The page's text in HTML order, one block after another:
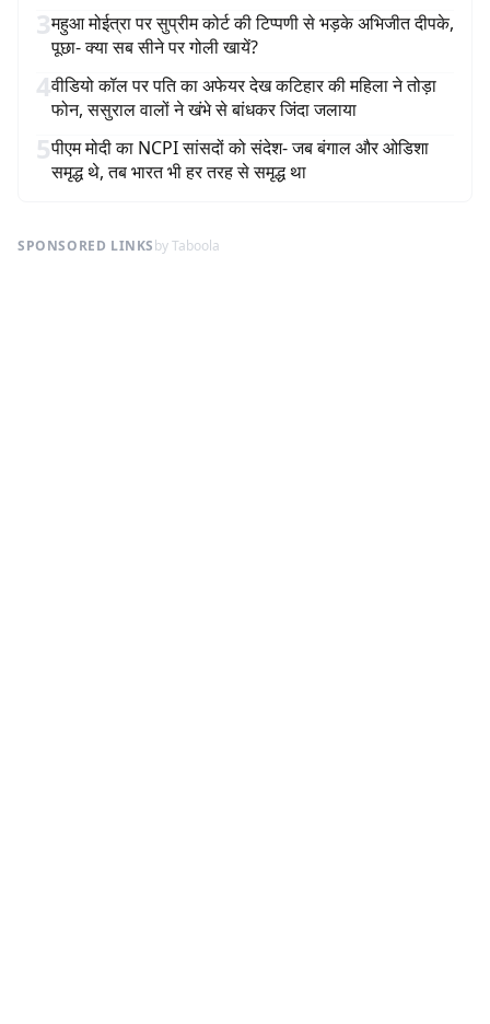
3महुआ मोईत्रा पर सुप्रीम कोर्ट की टिप्पणी से भड़के अभिजीत दीपके,
पूछा- क्या सब सीने पर गोली खायें?
4वीडियो कॉल पर पति का अफेयर देख कटिहार की महिला ने तोड़ा
फोन, ससुराल वालों ने खंभे से बांधकर जिंदा जलाया
5पीएम मोदी का NCPI सांसदों को संदेश- जब बंगाल और ओडिशा
समृद्ध थे, तब भारत भी हर तरह से समृद्ध था
SPONSORED LINKSby Taboola